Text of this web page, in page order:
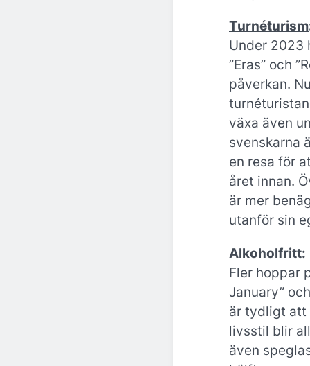
Turnéturism
Under 2023
”Eras” och
påverkan.
växa även
svenskarna
en resa för
året innan.
är mer
utanför sin
Alkoholfritt:
Fler hoppar
January”
är tydligt att
livsstil blir
även